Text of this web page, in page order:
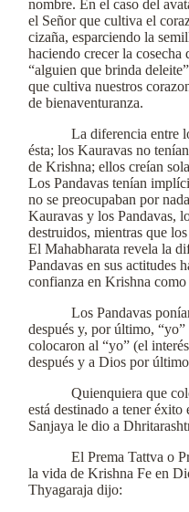
nombre. En el caso del
el Señor que cultiva el
cizaña, esparciendo la
haciendo crecer la
“alguien que brinda
que cultiva nuestros
de bienaventuranza.
La diferencia entre
ésta; los Kauravas no
de Krishna; ellos creían
Los Pandavas tenían
no se preocupaban por
Kauravas y los Pandavas,
destruidos, mientras que
El Mahabharata revela la
Pandavas en sus actitudes
confianza en Krishna
Los Pandavas
después y, por último,
colocaron al “yo” (el
después y a Dios por
Quienquiera que
está destinado a tener
Sanjaya le dio a
El Prema Tattva o
la vida de Krishna Fe en
Thyagaraja dijo: